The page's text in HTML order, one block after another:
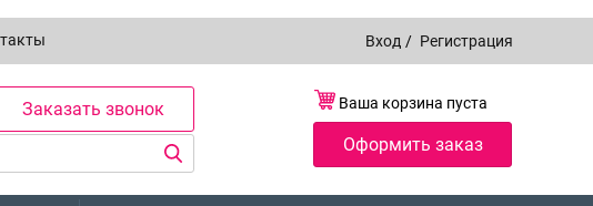
Вход / Регистрация
Заказать звонок Ваша корзина пуста
Оформить заказ